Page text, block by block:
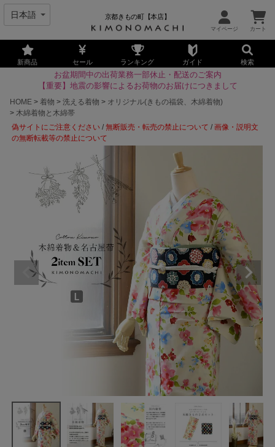
京都きもの町【本店】
新商品 セール ランキング ガイド 検索
お盆期間中の出荷業務一部休止・配送のご案内
【重要】地震の影響によるお荷物のお届けにつきまして
HOME
着物 洗える着物
オリジナル(きもの福袋、木綿着物)
木綿着物と木綿帯
偽サイトにご注意ください /無断販売・転売の禁止について /画像・説明文
の無断転載等の禁止について